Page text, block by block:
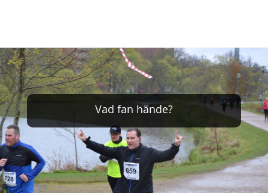
Vad fan hände?